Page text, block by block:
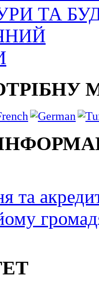
ТА
та